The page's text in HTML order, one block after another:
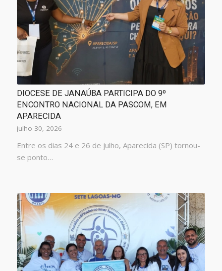
DIOCESE DE JANAÚBA PARTICIPA DO 9º
ENCONTRO NACIONAL DA PASCOM, EM
APARECIDA
julho 30, 2026
Entre os dias 24 e 26 de julho, Aparecida (SP) tornou-
se ponto…